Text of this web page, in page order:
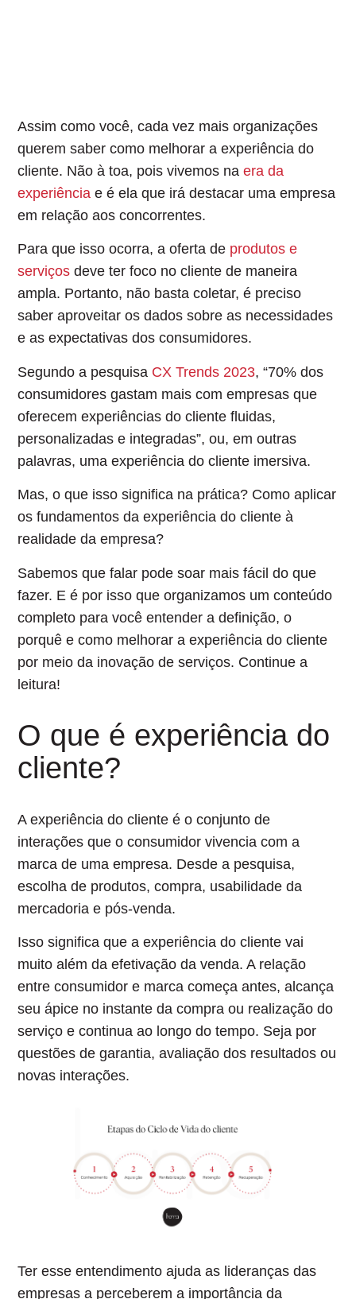
Assim como você, cada vez mais organizações
querem saber como melhorar a experiência do
cliente. Não à toa, pois vivemos na era da
experiência e é ela que irá destacar uma empresa
em relação aos concorrentes.
Para que isso ocorra, a oferta de produtos e
serviços deve ter foco no cliente de maneira
ampla. Portanto, não basta coletar, é preciso
saber aproveitar os dados sobre as necessidades
e as expectativas dos consumidores.
Segundo a pesquisa CX Trends 2023, “70% dos
consumidores gastam mais com empresas que
oferecemexperiências do cliente fluidas,
personalizadas e integradas”, ou, em outras
palavras, uma experiência do cliente imersiva.
Mas, o que isso significa na prática? Como aplicar
os fundamentos da experiência do cliente à
realidade da empresa?
Sabemos que falar pode soar mais fácil do que
fazer. E é por isso que organizamos um conteúdo
completo para você entender a definição, o
porquê e como melhorar a experiência do cliente
por meio da inovação de serviços. Continue a
leitura!
O que é experiência do
cliente?
A experiência do cliente é oconjunto de
interações que o consumidor vivencia com a
marca de uma empresa. Desde a pesquisa,
escolha de produtos, compra, usabilidade da
mercadoria e pós-venda.
Isso significa que a experiência do cliente vai
muito além da efetivação da venda. A relação
entre consumidor e marca começa antes, alcança
seu ápice no instante da compra ou realização do
serviço e continua ao longo do tempo. Seja por
questões de garantia, avaliação dos resultados ou
novas interações.
Ter esse entendimento ajuda as lideranças das
empresas a perceberem a importância da